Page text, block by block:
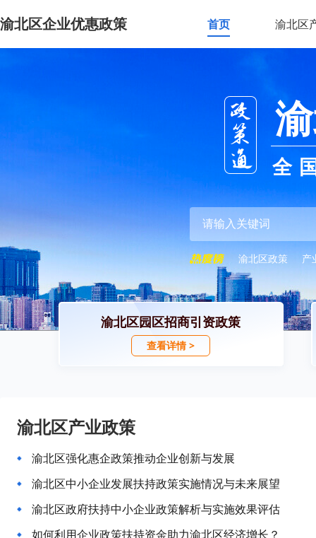
渝北区企业优惠政策 首页 渝北区
全
渝北区政策 产
渝北区园区招商引资政策
查看详情 >
渝北区产业政策
渝北区强化惠企政策推动企业创新与发展
渝北区中小企业发展扶持政策实施情况与未来展望
渝北区政府扶持中小企业政策解析与实施效果评估
如何利用企业政策扶持资金助力渝北区经济增长？